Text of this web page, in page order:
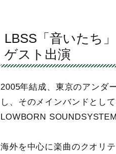
LBSS「音いたち
ゲスト出演
2005年結成、東京のアンダ
し、そのメインバンドとし
LOWBORN
海外を中心に楽曲のクオリ